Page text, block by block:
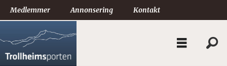
Medlemmer Annonsering Kontakt